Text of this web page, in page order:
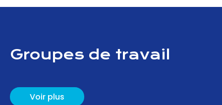
Groupes de travail
Voir plus